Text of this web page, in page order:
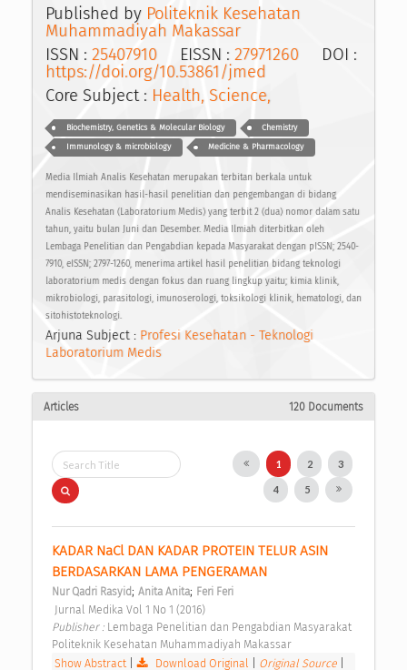
Published by Politeknik Kesehatan
Muhammadiyah Makassar
ISSN : 25407910 EISSN : 27971260 DOI :
https://doi.org/10.53861/jmed
Core Subject : Health, Science,
Biochemistry, Genetics & Molecular Biology Chemistry
Immunology & microbiology Medicine & Pharmacology
Media Ilmiah Analis Kesehatan merupakan terbitan berkala untuk
mendiseminasikan hasil-hasil penelitian dan pengembangan di bidang
Analis Kesehatan (Laboratorium Medis) yang terbit 2 (dua) nomor dalam satu
tahun, yaitu bulan Juni dan Desember. Media Ilmiah diterbitkan oleh
Lembaga Penelitian dan Pengabdian kepada Masyarakat dengan pISSN; 2540-
7910, eISSN; 2797-1260, menerima artikel hasil penelitian bidang teknologi
laboratorium medis dengan fokus dan ruang lingkup yaitu; kimia klinik,
mikrobiologi, parasitologi, imunoserologi, toksikologi klinik, hematologi, dan
sitohistoteknologi.
Arjuna Subject : Profesi Kesehatan - Teknologi
Laboratorium Medis
Articles 120 Documents
1 2 3
4 5
KADAR NaCl DAN KADAR PROTEIN TELUR ASIN
BERDASARKAN LAMA PENGERAMAN
Nur Qadri Rasyid; Anita Anita; Feri Feri
Jurnal Medika Vol 1 No 1 (2016)
Publisher : Lembaga Penelitian dan Pengabdian Masyarakat
Politeknik Kesehatan Muhammadiyah Makassar
Show Abstract| Download Original Original Source